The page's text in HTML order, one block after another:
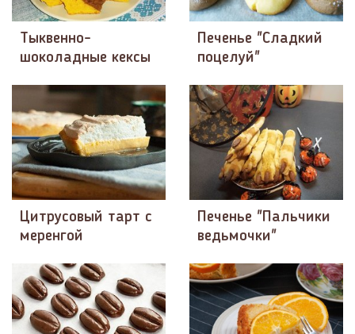
Тыквенно-
шоколадные кексы
Печенье "Сладкий
поцелуй"
Цитрусовый тарт с
меренгой
Печенье "Пальчики
ведьмочки"